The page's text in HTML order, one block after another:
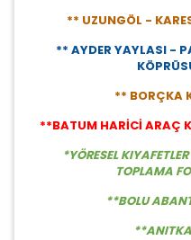
** UZUNGÖL -
** AYDER YAYLASI -
** BORÇKA
**BATUM HARİCİ ARAÇ
*YÖRESEL
TOPLAMA
**BOLU